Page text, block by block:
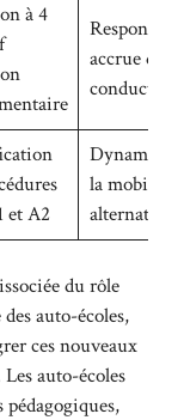
à 4
accrue des
et A2
la mobilité
alternative
du rôle
auto-écoles,
ces nouveaux
auto-écoles